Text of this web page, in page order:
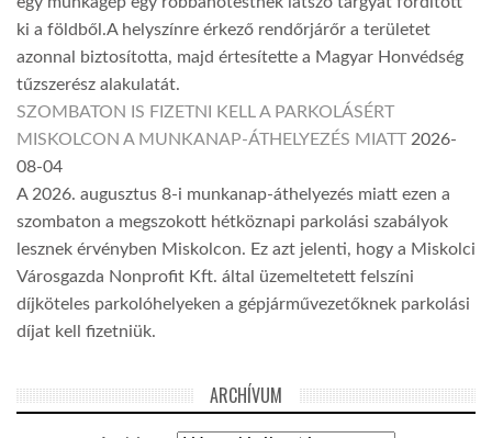
ki a földből.A helyszínre érkező rendőrjárőr a területet
azonnal biztosította, majd értesítette a Magyar Honvédség
tűzszerész alakulatát.
SZOMBATON IS FIZETNI KELL A PARKOLÁSÉRT
MISKOLCON A MUNKANAP-ÁTHELYEZÉS MIATT 2026-
08-04
A 2026. augusztus 8-i munkanap-áthelyezés miatt ezen a
szombaton a megszokott hétköznapi parkolási szabályok
lesznek érvényben Miskolcon. Ez azt jelenti, hogy a Miskolci
Városgazda Nonprofit Kft. által üzemeltetett felszíni
díjköteles parkolóhelyeken a gépjárművezetőknek parkolási
díjat kell fizetniük.
ARCHÍVUM